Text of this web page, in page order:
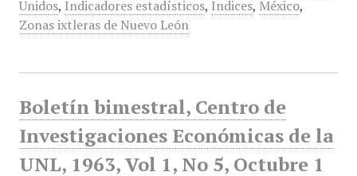
Unidos, Indicadores estadísticos, Indices, México,
Zonas ixtleras de Nuevo León
Boletín bimestral, Centro de
Investigaciones Económicas de la
UNL, 1963, Vol 1, No 5, Octubre 1